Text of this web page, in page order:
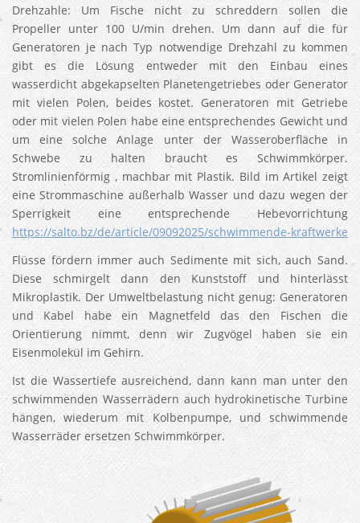
Drehzahle: Um Fische nicht zu schreddern sollen die
Propeller unter 100 U/min drehen. Um dann auf die für
Generatoren je nach Typ notwendige Drehzahl zu kommen
gibt es die Lösung entweder mit den Einbau eines
wasserdicht abgekapselten Planetengetriebes oder Generator
mit vielen Polen, beides kostet. Generatoren mit Getriebe
oder mit vielen Polen habe eine entsprechendes Gewicht und
um eine solche Anlage unter der Wasseroberfläche in
Schwebe zu halten braucht es Schwimmkörper.
Stromlinienförmig , machbar mit Plastik. Bild im Artikel zeigt
eine Strommaschine außerhalb Wasser und dazu wegen der
Sperrigkeit eine entsprechende Hebevorrichtung
https://salto.bz/de/article/09092025/schwimmende-kraftwerke
Flüsse fördern immer auch Sedimente mit sich, auch Sand.
Diese schmirgelt dann den Kunststoff und hinterlässt
Mikroplastik. Der Umweltbelastung nicht genug: Generatoren
und Kabel habe ein Magnetfeld das den Fischen die
Orientierung nimmt, denn wir Zugvögel haben sie ein
Eisenmolekül im Gehirn.
Ist die Wassertiefe ausreichend, dann kann man unter den
schwimmenden Wasserrädern auch hydrokinetische Turbine
hängen, wiederum mit Kolbenpumpe, und schwimmende
Wasserräder ersetzen Schwimmkörper.